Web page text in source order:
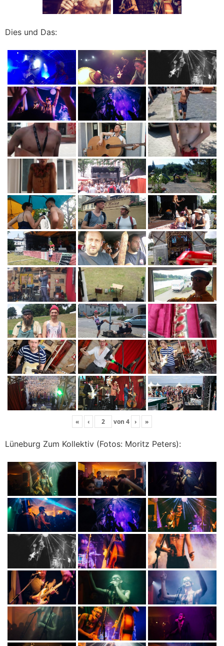
Dies und Das:
« ‹ von 4 › »
Lüneburg Zum Kollektiv (Fotos: Moritz Peters):